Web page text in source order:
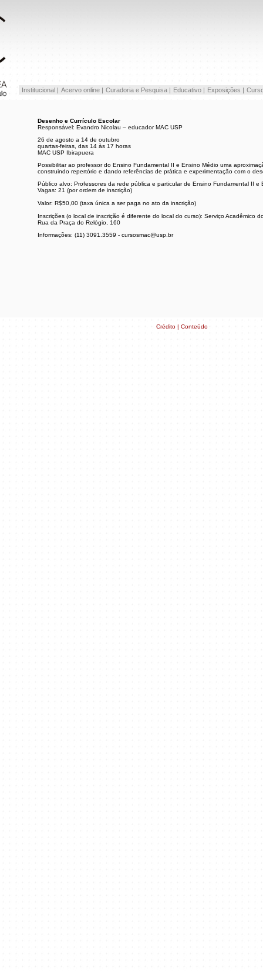
Desenho e Currículo Escolar
Responsável: Evandro Nicolau – educador MAC USP
26 de agosto a 14 de outubro
quartas-feiras, das 14 às 17 horas
MAC USP Ibirapuera
Possibilitar ao professor do Ensino Fundamental II e Ensino Médio uma
construindo repertório e dando referências de prática e experimentação com o
Público alvo: Professores da rede pública e particular de Ensino Fundamental II e
Vagas: 21 (por ordem de inscrição)
Valor: R$50,00 (taxa única a ser paga no ato da inscrição)
Inscrições (o local de inscrição é diferente do local do curso): Serviço Acadêmico
Rua da Praça do Relógio, 160
Informações: (11) 3091.3559 - cursosmac@usp.br
Institucional | Acervo online | Curadoria e Pesquisa | Educativo | Exposições |
Crédito | Conteúdo